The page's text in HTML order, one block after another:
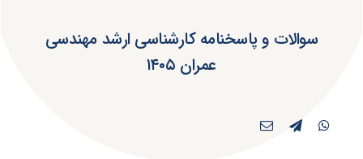
سوالات و پاسخنامه کارشناسی ارشد مهندسی
عمران ۱۴۰۵